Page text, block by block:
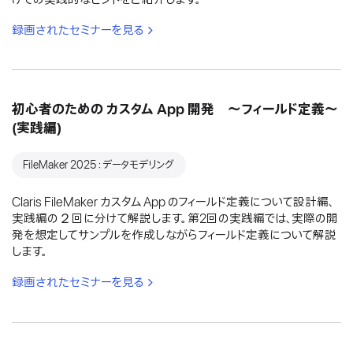
録画されたセミナーを見る
初心者のための カスタム App 開発 〜フィールド定義〜
(実践編)
FileMaker 2025：データモデリング
Claris FileMaker カスタム App のフィールド定義について設計編、
実践編の２回に分けて解説します。第2回の実践編では、実際の開
発を想定してサンプルを作成しながらフィールド定義について解説
します。
録画されたセミナーを見る